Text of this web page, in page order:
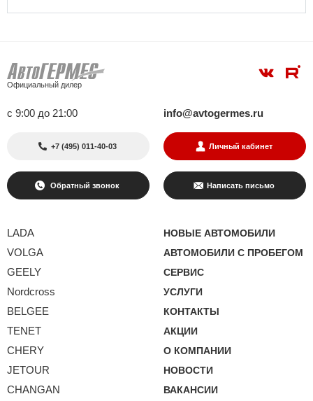
Официальный дилер
с 9:00 до 21:00 info@avtogermes.ru
+7 (495) 011-40-03 Личный кабинет
Обратный звонок Написать письмо
LADA
VOLGA
GEELY
Nordcross
BELGEE
TENET
CHERY
JETOUR
CHANGAN
НОВЫЕ АВТОМОБИЛИ
АВТОМОБИЛИ С ПРОБЕГОМ
СЕРВИС
УСЛУГИ
КОНТАКТЫ
АКЦИИ
О КОМПАНИИ
НОВОСТИ
ВАКАНСИИ